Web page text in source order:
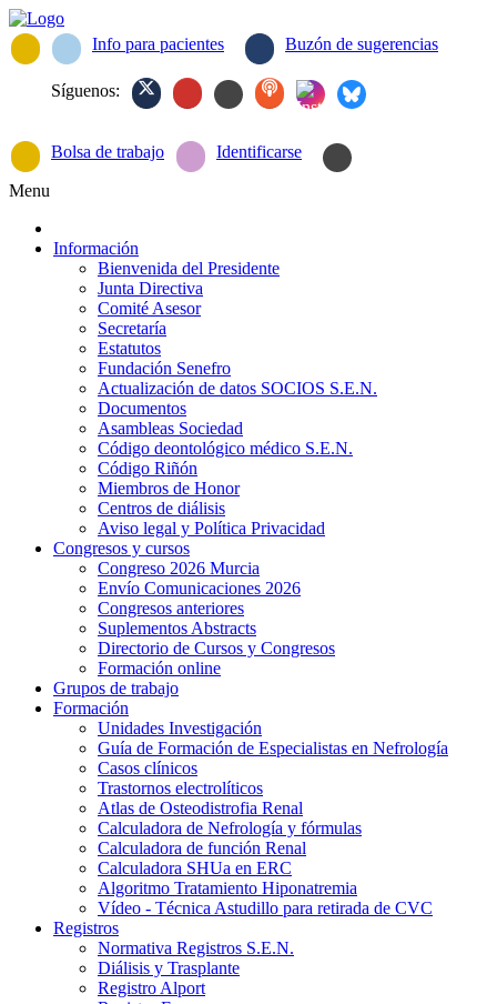
Info para pacientes Buzón de sugerencias
Síguenos:
Bolsa de trabajo Identificarse
Menu
Información
Bienvenida del Presidente
Junta Directiva
Comité Asesor
Secretaría
Estatutos
Fundación Senefro
Actualización de datos SOCIOS S.E.N.
Documentos
Asambleas Sociedad
Código deontológico médico S.E.N.
Código Riñón
Miembros de Honor
Centros de diálisis
Aviso legal y Política Privacidad
Congresos y cursos
Congreso 2026 Murcia
Envío Comunicaciones 2026
Congresos anteriores
Suplementos Abstracts
Directorio de Cursos y Congresos
Formación online
Grupos de trabajo
Formación
Unidades Investigación
Guía de Formación de Especialistas en Nefrología
Casos clínicos
Trastornos electrolíticos
Atlas de Osteodistrofia Renal
Calculadora de Nefrología y fórmulas
Calculadora de función Renal
Calculadora SHUa en ERC
Algoritmo Tratamiento Hiponatremia
Vídeo - Técnica Astudillo para retirada de CVC
Registros
Normativa Registros S.E.N.
Diálisis y Trasplante
Registro Alport